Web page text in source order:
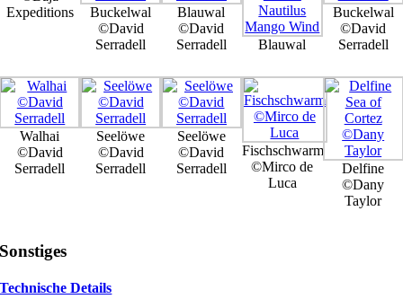
Expeditions
Buckelwal
©David
Serradell
Blauwal
©David
Serradell
Blauwal
Buckelwal
©David
Serradell
Walhai
©David
Serradell
Seelöwe
©David
Serradell
Seelöwe
©David
Serradell
Fischschwarm
©Mirco de
Luca
Delfine
©Dany
Taylor
Sonstiges
Technische Details